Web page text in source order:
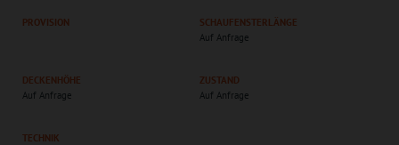
PROVISION
SCHAUFENSTERLÄNGE
Auf Anfrage
DECKENHÖHE
Auf Anfrage
ZUSTAND
Auf Anfrage
TECHNIK